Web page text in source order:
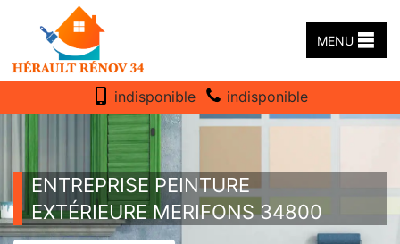
MENU
indisponible indisponible
ENTREPRISE PEINTURE
EXTÉRIEURE MERIFONS 34800